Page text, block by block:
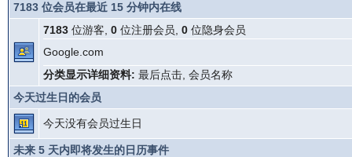
7183 位会员在最近 15 分钟内在线
7183位游客, 0位注册会员, 0位隐身会员
Google.com
分类显示详细资料: 最后点击, 会员名称
今天过生日的会员
今天没有会员过生日
未来 5 天内即将发生的日历事件